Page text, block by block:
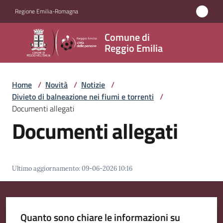
Regione Emilia-Romagna
Comune di
Reggio Emilia
Comune
di
Reggio
Emilia
Amministrazione
Reggio
Home / Novità / Notizie /
Divieto di balneazione nei fiumi e torrenti /
Documenti allegati
Documenti allegati
Ultimo aggiornamento:09-06-2026 10:16
Quanto sono chiare le informazioni su